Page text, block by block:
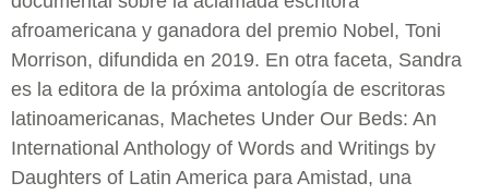
afroamericana y ganadora del premio Nobel, Toni
Morrison, difundida en 2019. En otra faceta, Sandra
es la editora de la próxima antología de escritoras
latinoamericanas, Machetes Under Our Beds: An
International Anthology of Words and Writings by
Daughters of Latin America para Amistad, una